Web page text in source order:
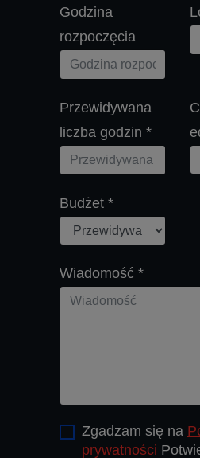
Godzina
rozpoczęcia
Przewidywana
liczba godzin *
Budżet *
Wiadomość *
Zgadzam się na
prywatności